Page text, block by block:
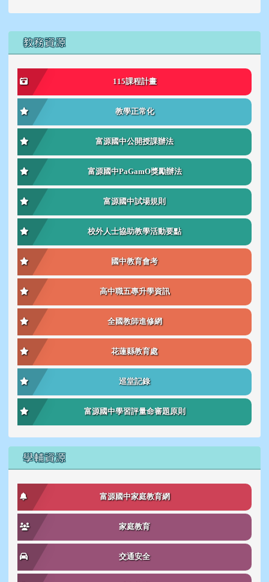
右邊區域內容
教務資源
115課程計畫
教學正常化
富源國中公開授課辦法
富源國中PaGamO獎勵辦法
富源國中試場規則
校外人士協助教學活動要點
國中教育會考
高中職五專升學資訊
全國教師進修網
花蓮縣教育處
巡堂記錄
富源國中學習評量命審題原則
學輔資源
富源國中家庭教育網
家庭教育
交通安全